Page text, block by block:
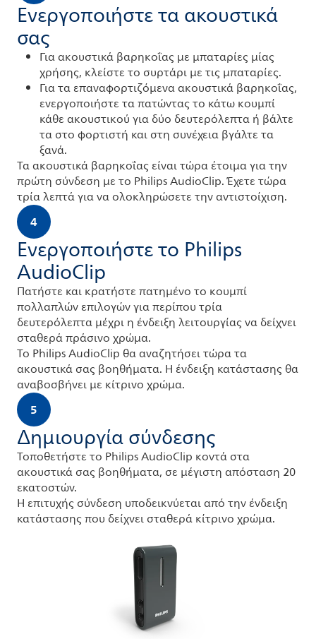
Ενεργοποιήστε τα ακουστικά
σας
Για ακουστικά βαρηκοΐας με μπαταρίες μίας
χρήσης, κλείστε το συρτάρι με τις μπαταρίες.
Για τα επαναφορτιζόμενα ακουστικά βαρηκοΐας,
ενεργοποιήστε τα πατώντας το κάτω κουμπί
κάθε ακουστικού για δύο δευτερόλεπτα ή βάλτε
τα στο φορτιστή και στη συνέχεια βγάλτε τα
ξανά.
Τα ακουστικά βαρηκοΐας είναι τώρα έτοιμα για την
πρώτη σύνδεση με το Philips AudioClip. Έχετε τώρα
τρία λεπτά για να ολοκληρώσετε την αντιστοίχιση.
4
Ενεργοποιήστε το Philips
AudioClip
Πατήστε και κρατήστε πατημένο το κουμπί
πολλαπλών επιλογών για περίπου τρία
δευτερόλεπτα μέχρι η ένδειξη λειτουργίας να δείχνει
σταθερά πράσινο χρώμα.
Το Philips AudioClip θα αναζητήσει τώρα τα
ακουστικά σας βοηθήματα. Η ένδειξη κατάστασης θα
αναβοσβήνει με κίτρινο χρώμα.
5
Δημιουργία σύνδεσης
Τοποθετήστε το Philips AudioClip κοντά στα
ακουστικά σας βοηθήματα, σε μέγιστη απόσταση 20
εκατοστών.
Η επιτυχής σύνδεση υποδεικνύεται από την ένδειξη
κατάστασης που δείχνει σταθερά κίτρινο χρώμα.